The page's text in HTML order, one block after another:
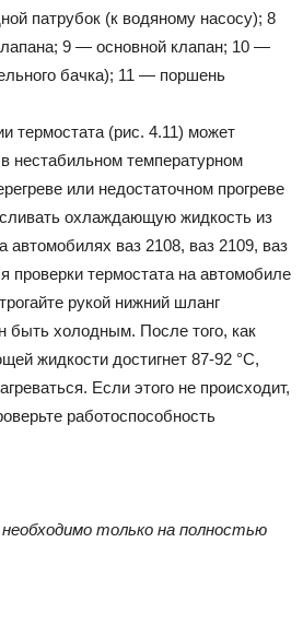
патрубок (к водяному насосу); 8
9 — основной клапан; 10 —
бачка); 11 — поршень
термостата (рис. 4.11) может
нестабильном температурном
или недостаточном прогреве
охлаждающую жидкость из
ваз 2108, ваз 2109, ваз
проверки термостата на автомобиле
рукой нижний шланг
быть холодным. После того, как
жидкости достигнет 87-92 °С,
Если этого не происходит,
работоспособность
только на полностью